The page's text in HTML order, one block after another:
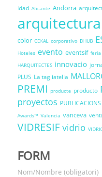
idad Alicante Andorra
arquitectura
color CEKAL corporativo DHUB
Hoteles evento eventsif feria
HARQUITECTES innovacio
PLUS La tagliatella
PREMI producte producto
proyectos PUBLICACIONS
Awards™ Valencia vanceva
VIDRESIF vidrio
FORM
Nom/Nombre (obligatori)